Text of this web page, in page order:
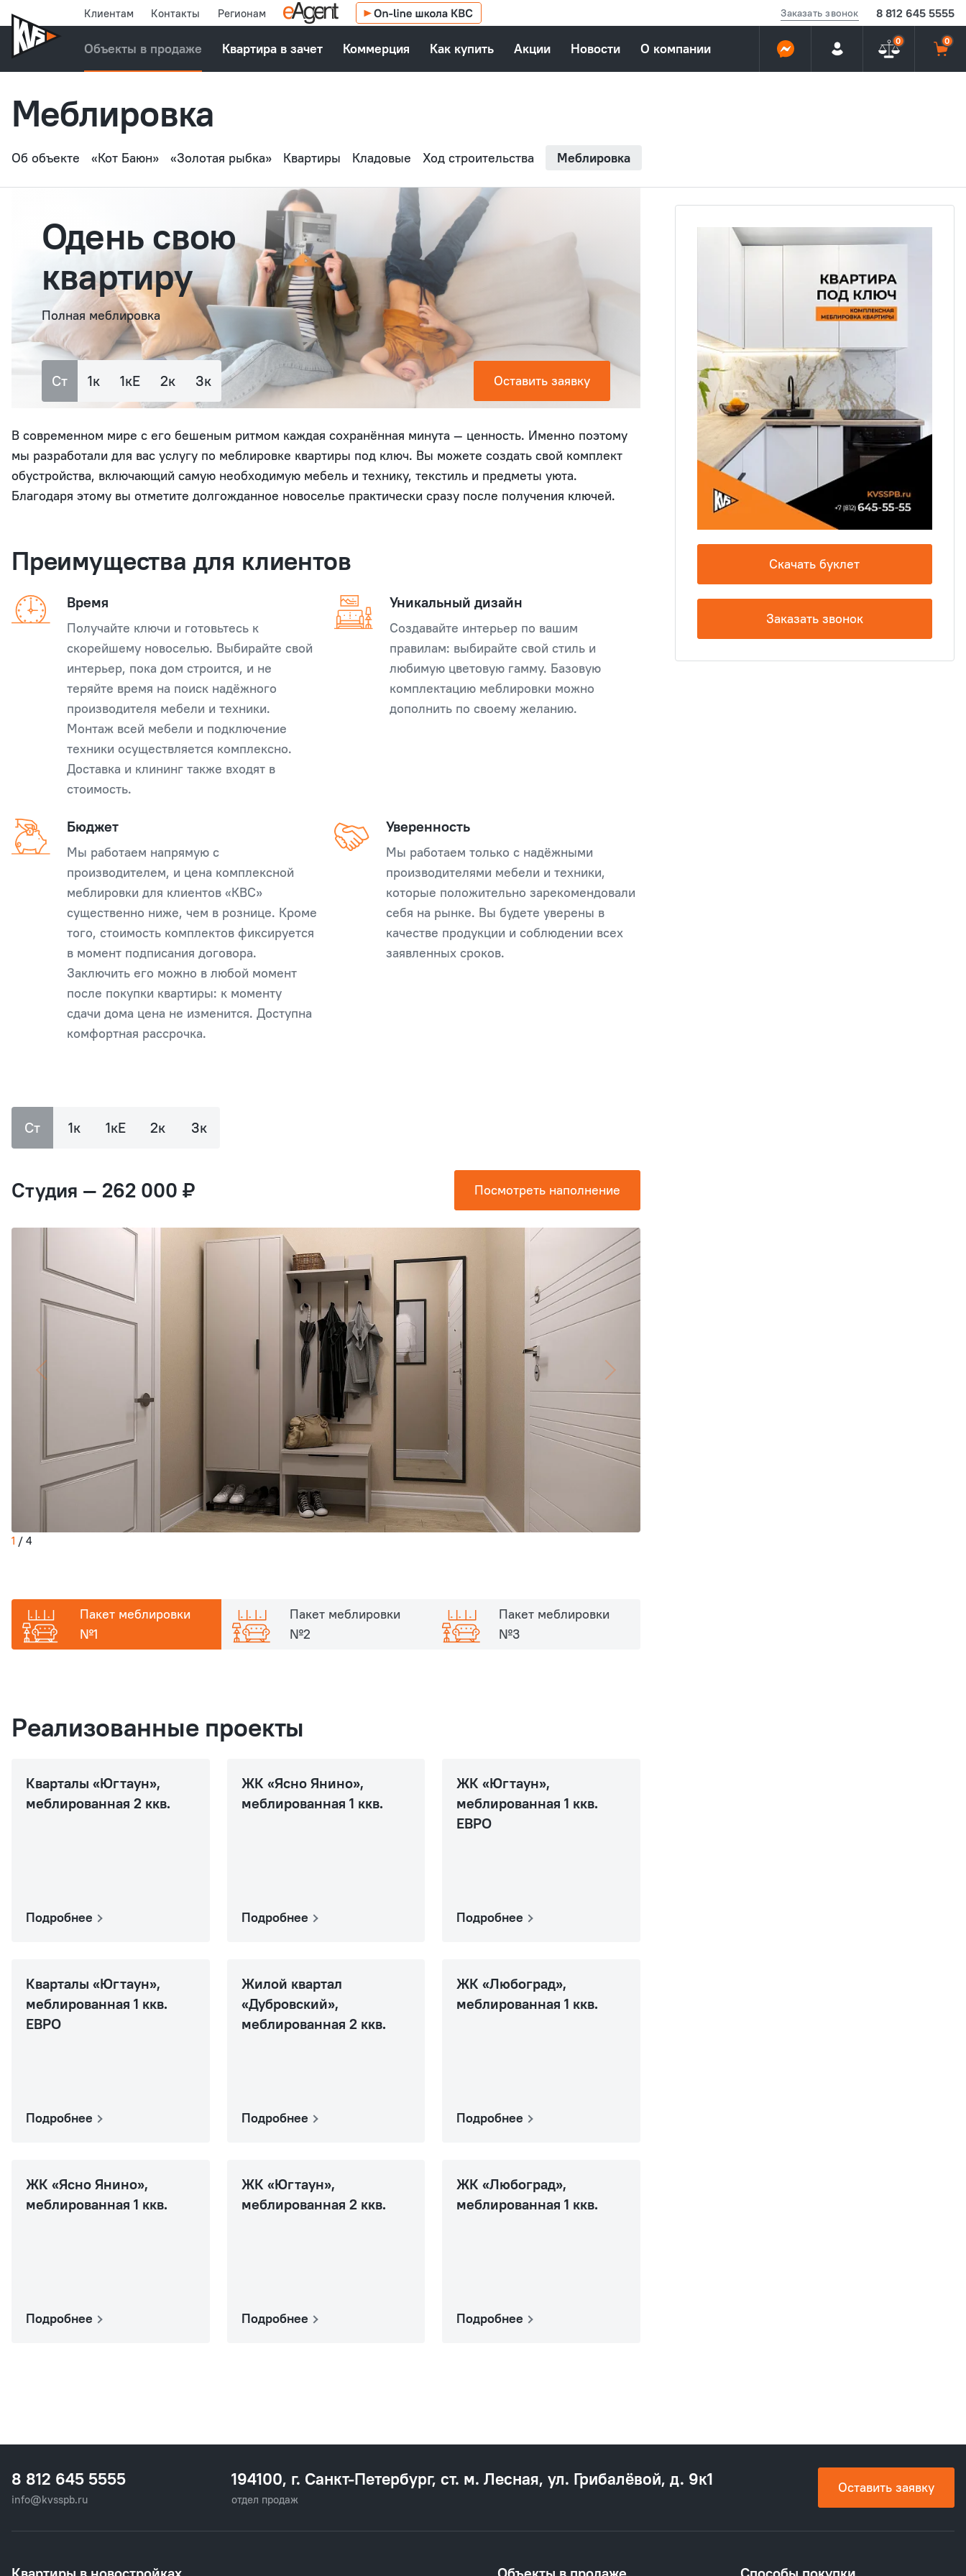
Клиентам Контакты Регионам Заказать звонок 8 812 645 5555
Объекты в продаже Квартира в зачет Коммерция Как купить Акции Новости О компании 0 0
Меблировка
Об объекте «Кот Баюн» «Золотая рыбка» Квартиры Кладовые Ход строительства Меблировка
Одень свою
квартиру
Полная меблировка
Ст 1к 1кЕ 2к 3к Оставить заявку
В современном мире с его бешеным ритмом каждая сохранённая минута — ценность. Именно поэтому
мы разработали для вас услугу по меблировке квартиры под ключ. Вы можете создать свой комплект
обустройства, включающий самую необходимую мебель и технику, текстиль и предметы уюта.
Благодаря этому вы отметите долгожданное новоселье практически сразу после получения ключей.
Преимущества для клиентов
Время
Получайте ключи и готовьтесь к
скорейшему новоселью. Выбирайте свой
интерьер, пока дом строится, и не
теряйте время на поиск надёжного
производителя мебели и техники.
Монтаж всей мебели и подключение
техники осуществляется комплексно.
Доставка и клининг также входят в
стоимость.
Уникальный дизайн
Создавайте интерьер по вашим
правилам: выбирайте свой стиль и
любимую цветовую гамму. Базовую
комплектацию меблировки можно
дополнить по своему желанию.
Бюджет
Мы работаем напрямую с
производителем, и цена комплексной
меблировки для клиентов «КВС»
существенно ниже, чем в рознице. Кроме
того, стоимость комплектов фиксируется
в момент подписания договора.
Заключить его можно в любой момент
после покупки квартиры: к моменту
сдачи дома цена не изменится. Доступна
комфортная рассрочка.
Уверенность
Мы работаем только с надёжными
производителями мебели и техники,
которые положительно зарекомендовали
себя на рынке. Вы будете уверены в
качестве продукции и соблюдении всех
заявленных сроков.
Ст 1к 1кЕ 2к 3к
Студия — 262 000 ₽ Посмотреть наполнение
1 /4
Пакет меблировки
№1
Пакет меблировки
№2
Пакет меблировки
№3
Реализованные проекты
Кварталы «Югтаун»,
меблированная 2 ккв.
Подробнее
ЖК «Ясно Янино»,
меблированная 1 ккв.
Подробнее
ЖК «Югтаун»,
меблированная 1 ккв.
ЕВРО
Подробнее
Кварталы «Югтаун»,
меблированная 1 ккв.
ЕВРО
Подробнее
Жилой квартал
«Дубровский»,
меблированная 2 ккв.
Подробнее
ЖК «Любоград»,
меблированная 1 ккв.
Подробнее
ЖК «Ясно Янино»,
меблированная 1 ккв.
Подробнее
ЖК «Югтаун»,
меблированная 2 ккв.
Подробнее
ЖК «Любоград»,
меблированная 1 ккв.
Подробнее
Скачать буклет
Заказать звонок
8 812 645 5555
info@kvsspb.ru
194100, г. Санкт‐Петербург, ст. м. Лесная, ул. Грибалёвой, д. 9к1
отдел продаж
Оставить заявку